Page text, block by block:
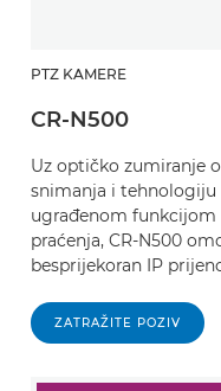
PTZ KAMERE
CR-N500
Uz optičko zumiranje
snimanja i tehnologiju
ugrađenom
praćenja, CR-N500
besprijekoran IP
ZATRAŽITE POZIV